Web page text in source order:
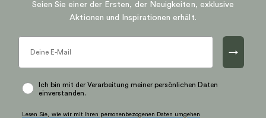
Seien Sie einer der Ersten, der Neuigkeiten, exklusive
Aktionen und Inspirationen erhält.
→
Ich bin mit der Verarbeitung meiner persönlichen Daten
einverstanden.
Lesen Sie, wie wir mit Ihren personenbezogenen Daten umgehen